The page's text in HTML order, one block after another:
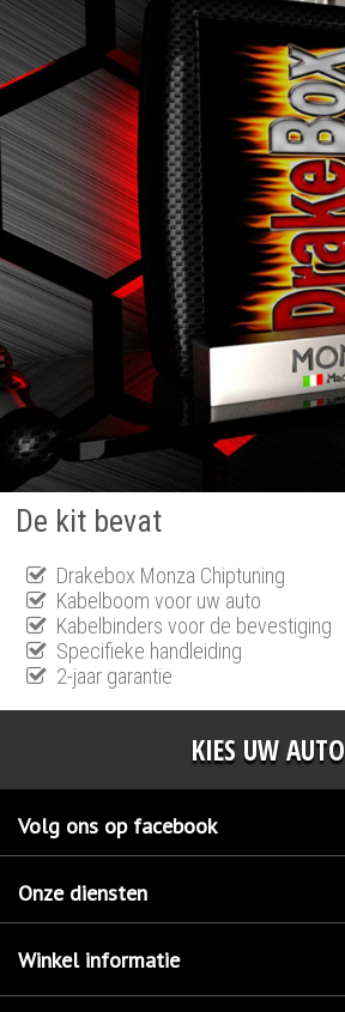
De kit bevat
Drakebox Monza Chiptuning
Kabelboom voor uw auto
Kabelbinders voor de bevestiging
Specifieke handleiding
2-jaar garantie
KIES UW AUTO
Volg ons op facebook
Onze diensten
Winkel informatie